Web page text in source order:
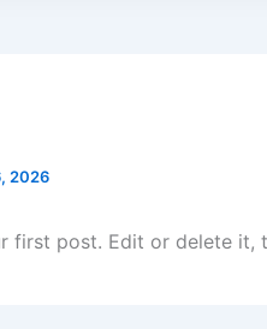
2026
first post. Edit or delete it,